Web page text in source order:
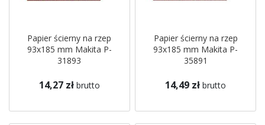
Papier ścierny na rzep
93x185 mm Makita P-
31893
14,27 zł brutto
Papier ścierny na rzep
93x185 mm Makita P-
35891
14,49 zł brutto